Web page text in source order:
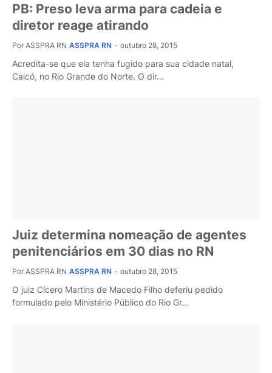
PB: Preso leva arma para cadeia e
diretor reage atirando
Por ASSPRA RN ASSPRA RN - outubro 28, 2015
Acredita-se que ela tenha fugido para sua cidade natal,
Caicó, no Rio Grande do Norte. O dir…
Juiz determina nomeação de agentes
penitenciários em 30 dias no RN
Por ASSPRA RN ASSPRA RN - outubro 28, 2015
O juiz Cícero Martins de Macedo Filho deferiu pedido
formulado pelo Ministério Público do Rio Gr…